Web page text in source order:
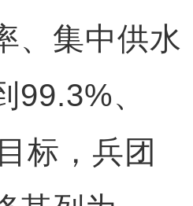
、集中供水
99.3%、
标，兵团